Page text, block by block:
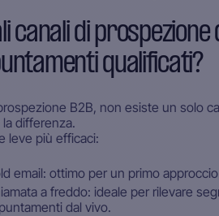
canali di
qualificati?
B2B, non esiste un solo
differenza.
leve più efficaci:
email: ottimo per un primo
a freddo: ideale per rilevare
dal vivo.